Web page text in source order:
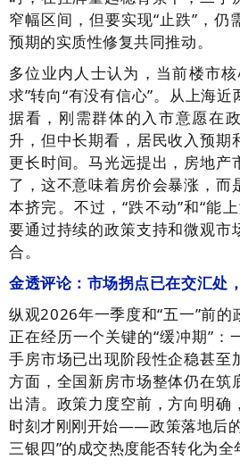
窄幅区间，但要实现“止跌”，仍
预期的实质性修复共同推动。
多位业内人士认为，当前楼市
求”转向“有没有信心”。从上海
据看，刚需群体的入市意愿在
升，但中长期看，居民收入预期
更长时间。马光远提出，房地产
了，这不意味着房价会暴涨，而
本挤完。不过，“跌不动”和“能
要通过持续的政策支持和微观市
合。
金透评论：市场拐点已在交汇处
纵观2026年一季度和“五一”前的
正在经历一个关键的“缓冲期”：
手房市场已出现阶段性企稳甚至
方面，全国新房市场整体仍在筑
出清。政策力度空前，方向明确
时刻才刚刚开始——政策落地后
三银四”的成交热度能否转化为全